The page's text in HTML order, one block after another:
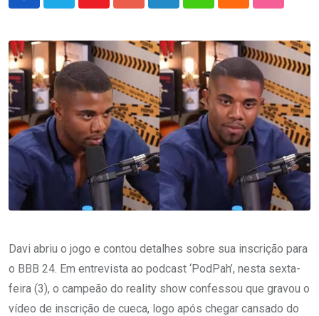
YoutubeGoogle+LinkedInWhatsappCloud
Davi abriu o jogo e contou detalhes sobre sua inscrição para
o BBB 24. Em entrevista ao podcast ‘PodPah’, nesta sexta-
feira (3), o campeão do reality show confessou que gravou o
vídeo de inscrição de cueca, logo após chegar cansado do